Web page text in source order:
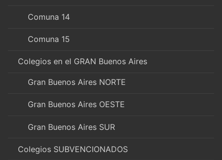
Comuna 14
Comuna 15
Colegios en el GRAN Buenos Aires
Gran Buenos Aires NORTE
Gran Buenos Aires OESTE
Gran Buenos Aires SUR
Colegios SUBVENCIONADOS